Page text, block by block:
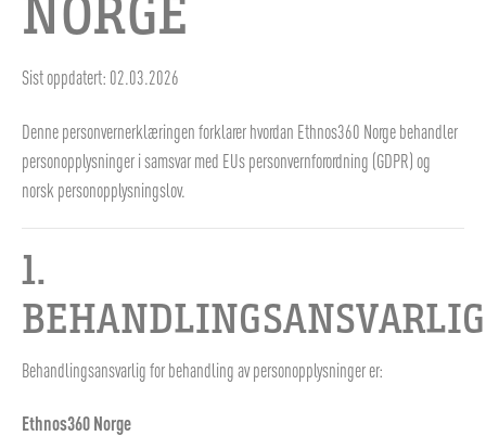
NORGE
Sist oppdatert: 02.03.2026
Denne personvernerklæringen forklarer hvordan Ethnos360 Norge behandler
personopplysninger i samsvar med EUs personvernforordning (GDPR) og
norsk personopplysningslov.
1.
BEHANDLINGSANSVARLIG
Behandlingsansvarlig for behandling av personopplysninger er:
Ethnos360 Norge